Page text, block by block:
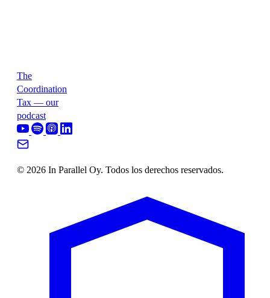
The
Coordination
Tax — our
podcast
© 2026 In Parallel Oy. Todos los derechos reservados.